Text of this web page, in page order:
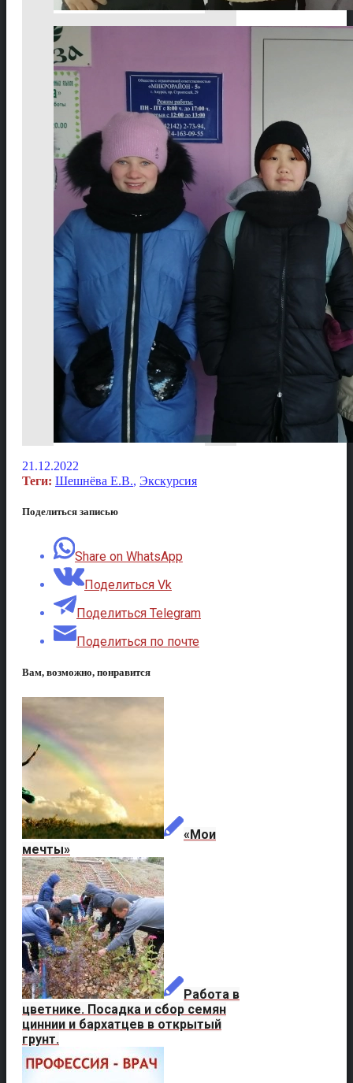
21.12.2022
Теги: Шешнёва Е.В., Экскурсия
Поделиться записью
Share on WhatsApp
Поделиться Vk
Поделиться Telegram
Поделиться по почте
Вам, возможно, понравится
«Мои
мечты»
Работа в
цветнике. Посадка и сбор семян
циннии и бархатцев в открытый
грунт.